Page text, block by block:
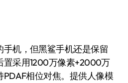
机，但黑鲨手机还是保留
置采用1200万像素+2000万
相位对焦。提供人像模